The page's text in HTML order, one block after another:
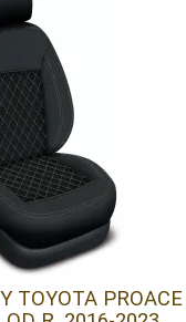
TOYOTA PROACE